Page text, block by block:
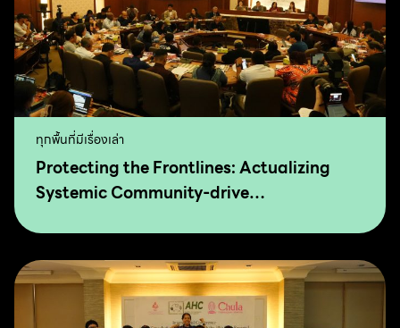
ทุกพื้นที่มีเรื่องเล่า
Protecting the Frontlines: Actualizing
Systemic Community-drive